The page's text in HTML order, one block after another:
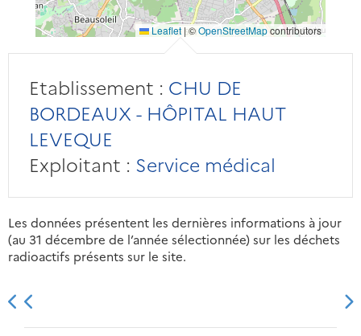
Leaflet |©OpenStreetMapcontributors
Etablissement : CHU DE
BORDEAUX - HÔPITAL HAUT
LEVEQUE
Exploitant : Service médical
Les données présentent les dernières informations à jour
(au 31 décembre de l’année sélectionnée) sur les déchets
radioactifs présents sur le site.